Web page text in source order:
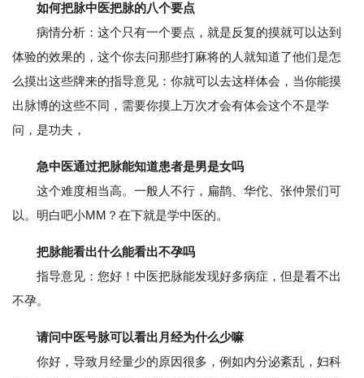
如何把脉中医把脉的八个要点
病情分析：这个只有一个要点，就是反复的摸就可以达到
体验的效果的，这个你去问那些打麻将的人就知道了他们是怎
么摸出这些牌来的指导意见：你就可以去这样体会，当你能摸
出脉博的这些不同，需要你摸上万次才会有体会这个不是学
问，是功夫，
急中医通过把脉能知道患者是男是女吗
这个难度相当高。一般人不行，扁鹊、华佗、张仲景们可
以。明白吧小MM？在下就是学中医的。
把脉能看出什么能看出不孕吗
指导意见：您好！中医把脉能发现好多病症，但是看不出
不孕。
请问中医号脉可以看出月经为什么少嘛
你好，导致月经量少的原因很多，例如内分泌紊乱，妇科